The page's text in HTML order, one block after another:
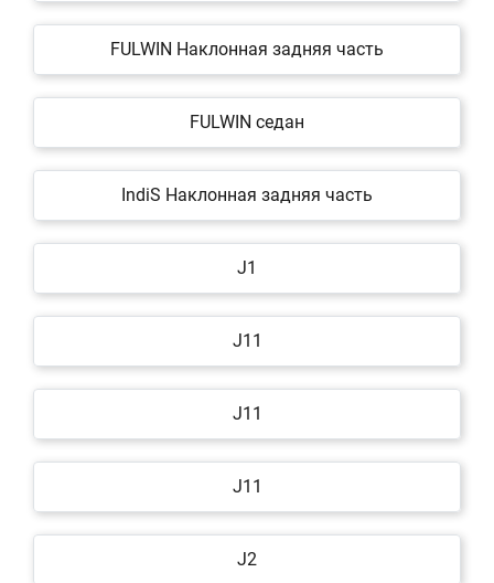
FULWIN Наклонная задняя часть
FULWIN седан
IndiS Наклонная задняя часть
J1
J11
J11
J11
J2